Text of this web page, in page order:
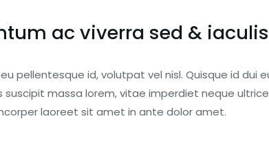
ac viverra sed &
pellentesque id, volutpat vel nisl. Quisque id dui
massa lorem, vitae imperdiet neque
laoreet sit amet in ante dolor amet.